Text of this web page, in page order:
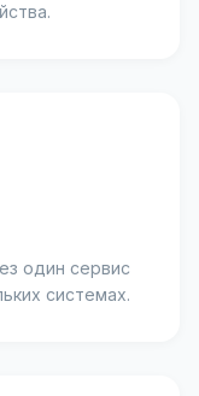
один сервис
системах.